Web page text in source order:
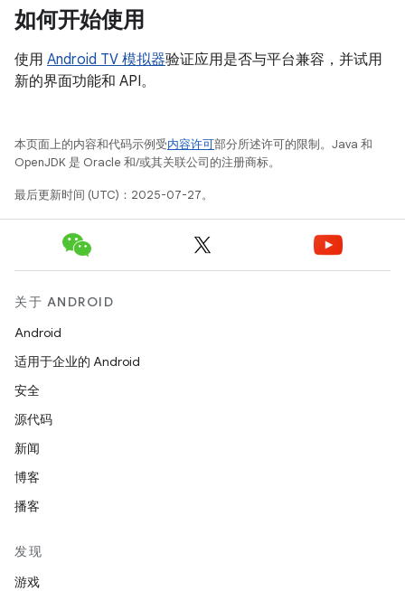
如何开始使用
使用 Android TV 模拟器验证应用是否与平台兼容，并试用
新的界面功能和 API。
本页面上的内容和代码示例受内容许可部分所述许可的限制。Java 和
OpenJDK 是 Oracle 和/或其关联公司的注册商标。
最后更新时间 (UTC)：2025-07-27。
关于 ANDROID
Android
适用于企业的 Android
安全
源代码
新闻
博客
播客
发现
游戏